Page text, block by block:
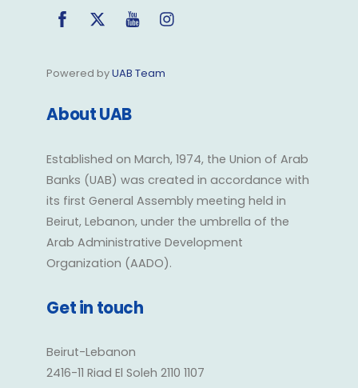
Facebook
Twitter YouTube
Powered byUAB Team
About UAB
Established on March, 1974, the Union of Arab
Banks (UAB) was created in accordance with
its first General Assembly meeting held in
Beirut, Lebanon, under the umbrella of the
Arab Administrative Development
Organization (AADO).
Get in touch
Beirut-Lebanon
2416-11 Riad El Soleh 2110 1107